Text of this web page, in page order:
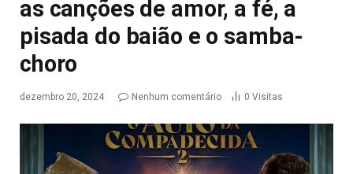
as canções de amor, a fé, a
pisada do baião e o samba-
choro
dezembro 20, 2024 Nenhum comentário 0 Visitas